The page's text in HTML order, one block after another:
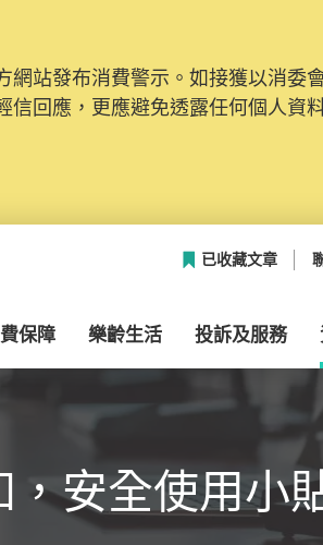
網站發布消費警示。如接獲以消委
信回應，更應避免透露任何個人資
已收藏文章
保障 樂齡生活 投訴及服務
，安全使用小